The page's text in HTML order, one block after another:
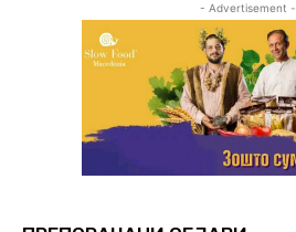
- Advertisement -